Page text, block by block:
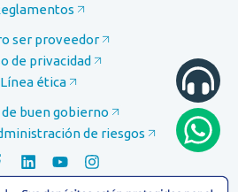
ser proveedor
de privacidad
Línea ética
de buen gobierno
de riesgos